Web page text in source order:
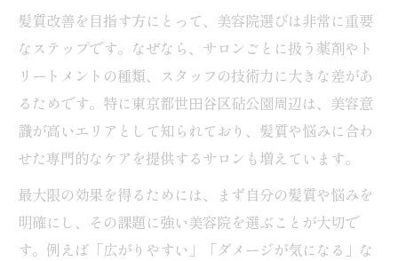
髪質改善を目指す方にとって、美容院選びは非常に重要
なステップです。なぜなら、サロンごとに扱う薬剤やト
リートメントの種類、スタッフの技術力に大きな差があ
るためです。特に東京都世田谷区砧公園周辺は、美容意
識が高いエリアとして知られており、髪質や悩みに合わ
せた専門的なケアを提供するサロンも増えています。
最大限の効果を得るためには、まず自分の髪質や悩みを
明確にし、その課題に強い美容院を選ぶことが大切で
す。例えば「広がりやすい」「ダメージが気になる」な